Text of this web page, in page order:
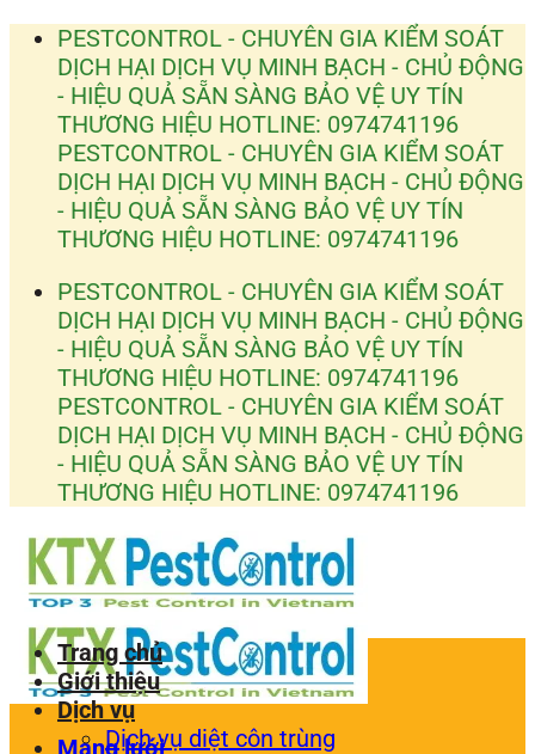
Bỏ
dung
PESTCONTROL - CHUYÊN GIA KIỂM SOÁT
DỊCH HẠI DỊCH VỤ MINH BẠCH - CHỦ ĐỘNG
- HIỆU QUẢ SẴN SÀNG BẢO VỆ UY TÍN
THƯƠNG HIỆU HOTLINE: 0974741196
PESTCONTROL - CHUYÊN GIA KIỂM SOÁT
DỊCH HẠI DỊCH VỤ MINH BẠCH - CHỦ ĐỘNG
- HIỆU QUẢ SẴN SÀNG BẢO VỆ UY TÍN
THƯƠNG HIỆU HOTLINE: 0974741196
PESTCONTROL - CHUYÊN GIA KIỂM SOÁT
DỊCH HẠI DỊCH VỤ MINH BẠCH - CHỦ ĐỘNG
- HIỆU QUẢ SẴN SÀNG BẢO VỆ UY TÍN
THƯƠNG HIỆU HOTLINE: 0974741196
PESTCONTROL - CHUYÊN GIA KIỂM SOÁT
DỊCH HẠI DỊCH VỤ MINH BẠCH - CHỦ ĐỘNG
- HIỆU QUẢ SẴN SÀNG BẢO VỆ UY TÍN
THƯƠNG HIỆU HOTLINE: 0974741196
Mạng lưới
Trang chủ
Giới thiệu
Dịch vụ
Dịch vụ diệt côn trùng